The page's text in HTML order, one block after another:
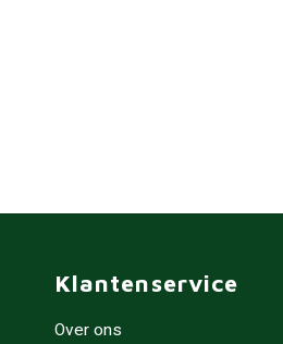
Klantenservice
Over ons